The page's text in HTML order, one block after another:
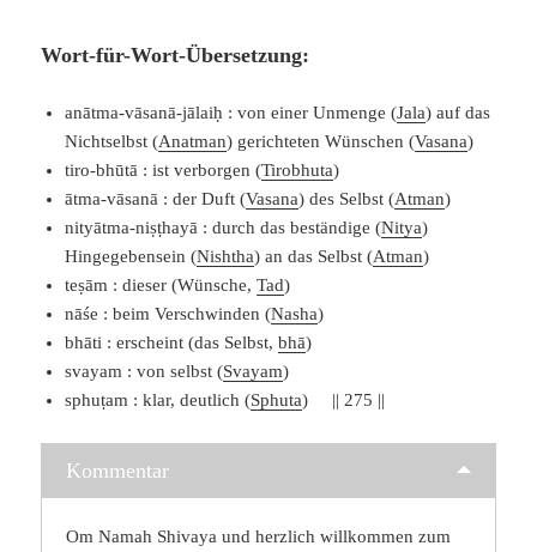
Wort-für-Wort-Übersetzung:
anātma-vāsanā-jālaiḥ : von einer Unmenge (Jala) auf das
Nichtselbst (Anatman) gerichteten Wünschen (Vasana)
tiro-bhūtā : ist verborgen (Tirobhuta)
ātma-vāsanā : der Duft (Vasana) des Selbst (Atman)
nityātma-niṣṭhayā : durch das beständige (Nitya)
Hingegebensein (Nishtha) an das Selbst (Atman)
teṣām : dieser (Wünsche,Tad)
nāśe : beim Verschwinden (Nasha)
bhāti : erscheint (das Selbst,bhā)
svayam : von selbst (Svayam)
sphuṭam : klar, deutlich (Sphuta) || 275 ||
Kommentar
Om Namah Shivaya und herzlich willkommen zum